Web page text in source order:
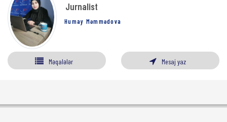
Jurnalist
Humay Məmmədova
Məqalələr Mesaj yaz